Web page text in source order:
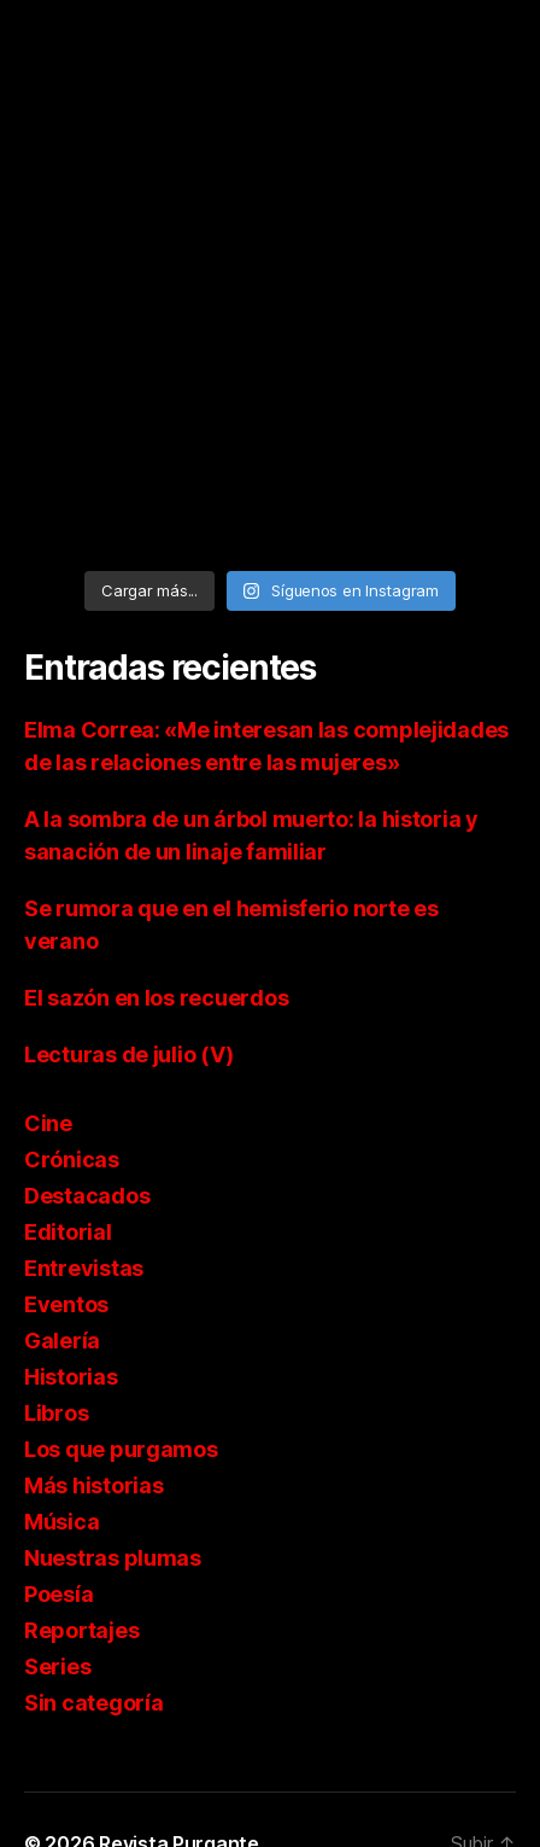
Cargar más... Síguenos en Instagram
Entradas recientes
Elma Correa: «Me interesan las complejidades
de las relaciones entre las mujeres»
A la sombra de un árbol muerto: la historia y
sanación de un linaje familiar
Se rumora que en el hemisferio norte es
verano
El sazón en los recuerdos
Lecturas de julio (V)
Cine
Crónicas
Destacados
Editorial
Entrevistas
Eventos
Galería
Historias
Libros
Los que purgamos
Más historias
Música
Nuestras plumas
Poesía
Reportajes
Series
Sin categoría